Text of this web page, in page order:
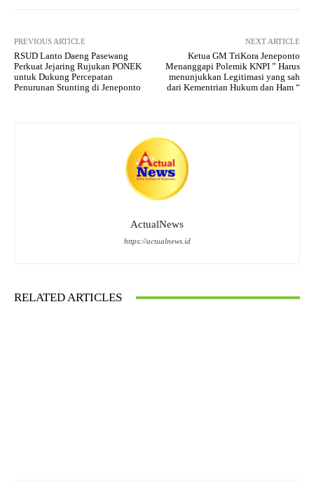
PREVIOUS ARTICLE
RSUD Lanto Daeng Pasewang
Perkuat Jejaring Rujukan PONEK
untuk Dukung Percepatan
Penurunan Stunting di Jeneponto
NEXT ARTICLE
Ketua GM TriKora Jeneponto
Menanggapi Polemik KNPI ” Harus
menunjukkan Legitimasi yang sah
dari Kementrian Hukum dan Ham “
ActualNews
https://actualnews.id
RELATED ARTICLES